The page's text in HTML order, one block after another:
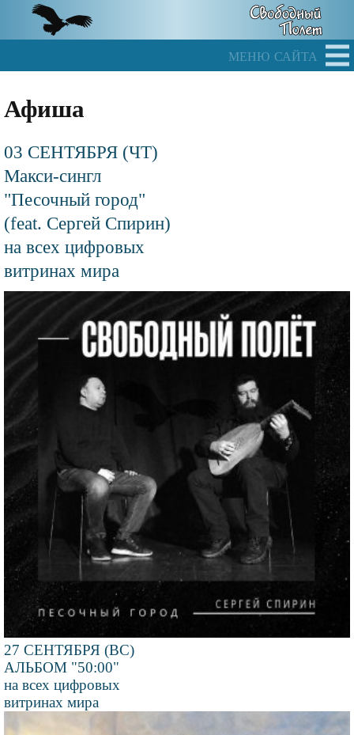
main
меню сайта
Афиша
03 СЕНТЯБРЯ (ЧТ)
Макси-сингл
"Песочный город"
(feat. Сергей Спирин)
на всех цифровых
витринах мира
изображения
27 СЕНТЯБРЯ (ВС)
АЛЬБОМ "50:00"
на всех цифровых
витринах мира